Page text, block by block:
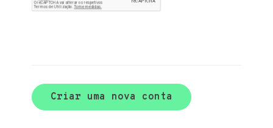
Criar uma nova conta